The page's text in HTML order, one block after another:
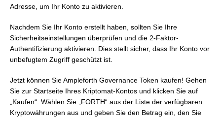
Adresse, um Ihr Konto zu aktivieren.
Nachdem Sie Ihr Konto erstellt haben, sollten Sie Ihre
Sicherheitseinstellungen überprüfen und die 2-Faktor-
Authentifizierung aktivieren. Dies stellt sicher, dass Ihr Konto vor
unbefugtem Zugriff geschützt ist.
Jetzt können Sie Ampleforth Governance Token kaufen! Gehen
Sie zur Startseite Ihres Kriptomat-Kontos und klicken Sie auf
„Kaufen“. Wählen Sie „FORTH“ aus der Liste der verfügbaren
Kryptowährungen aus und geben Sie den Betrag ein, den Sie